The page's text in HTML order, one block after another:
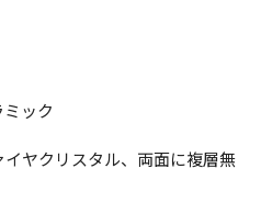
ック
ヤクリスタル、両面に複層無